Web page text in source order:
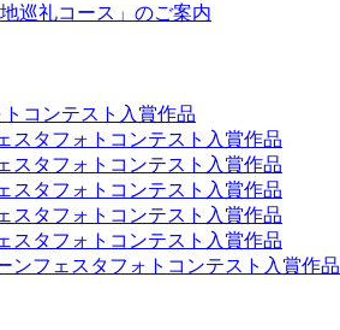
巡礼コース」のご案内
コンテスト入賞作品
スタフォトコンテスト入賞作品
スタフォトコンテスト入賞作品
スタフォトコンテスト入賞作品
スタフォトコンテスト入賞作品
スタフォトコンテスト入賞作品
ンフェスタフォトコンテスト入賞作品